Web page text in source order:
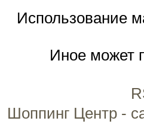
Использование
Иное может
Шоппинг Центр -